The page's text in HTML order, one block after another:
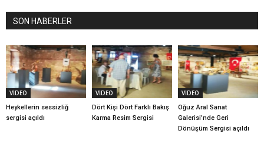
SON HABERLER
VİDEO
Heykellerin sessizliğ
sergisi açıldı
VİDEO
Dört Kişi Dört Farklı Bakış
Karma Resim Sergisi
VİDEO
Oğuz Aral Sanat
Galerisi’nde Geri
Dönüşüm Sergisi açıldı